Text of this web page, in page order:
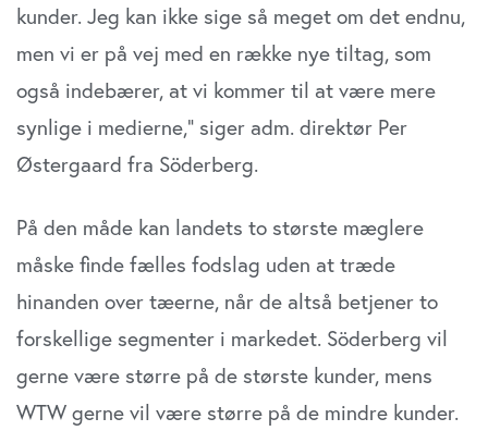
kunder. Jeg kan ikke sige så meget om det endnu,
men vi er på vej med en række nye tiltag, som
også indebærer, at vi kommer til at være mere
synlige i medierne,” siger adm. direktør Per
Østergaard fra Söderberg.
På den måde kan landets to største mæglere
måske finde fælles fodslag uden at træde
hinanden over tæerne, når de altså betjener to
forskellige segmenter i markedet. Söderberg vil
gerne være større på de største kunder, mens
WTW gerne vil være større på de mindre kunder.